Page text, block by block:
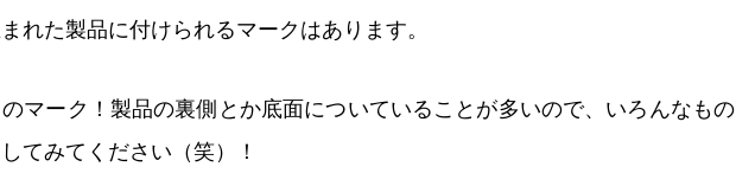
れた製品に付けられるマークはあります。
マーク！製品の裏側とか底面についていることが多いので、いろんなもの
てみてください（笑）！